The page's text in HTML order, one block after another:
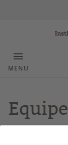
MENU
Equipe